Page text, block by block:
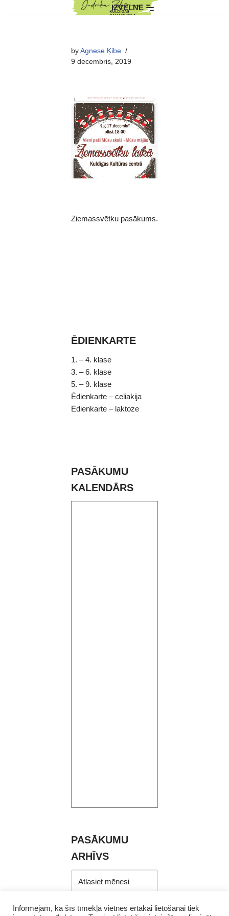
IZVĒLNE
by Agnese Ķibe
9 decembris, 2019
Ziemassvētku pasākums.
ĒDIENKARTE
1. – 4. klase
3. – 6. klase
5. – 9. klase
Ēdienkarte – celiakija
Ēdienkarte – laktoze
PASĀKUMU
KALENDĀRS
PASĀKUMU
ARHĪVS
Informējam, ka šīs tīmekļa vietnes ērtākai lietošanai tiek